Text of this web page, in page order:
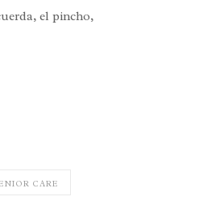
el pincho,
CARE